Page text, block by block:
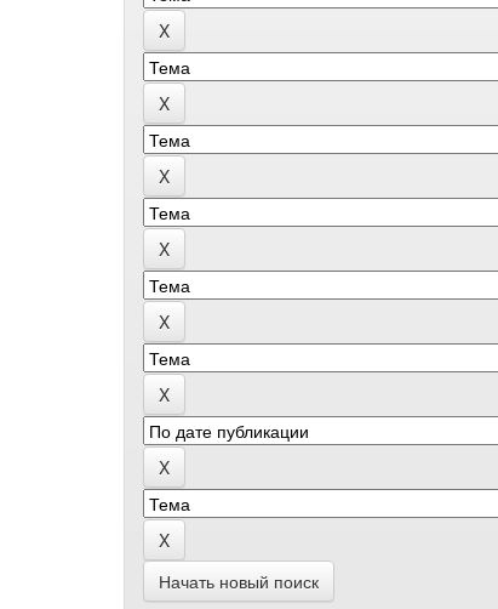
Начать новый поиск